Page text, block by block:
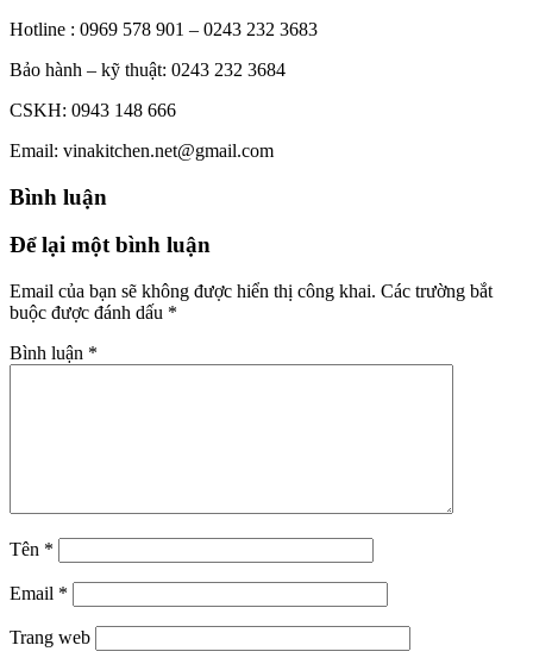
Hotline : 0969 578 901 – 0243 232 3683
Bảo hành – kỹ thuật: 0243 232 3684
CSKH: 0943 148 666
Email: vinakitchen.net@gmail.com
Bình luận
Để lại một bình luận
Email của bạn sẽ không được hiển thị công khai. Các trường bắt
buộc được đánh dấu *
Bình luận *
Tên *
Email *
Trang web